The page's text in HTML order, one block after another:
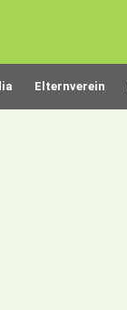
Elternverein